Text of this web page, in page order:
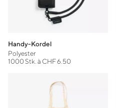
Handy-Kordel
Polyester
1000 Stk. à CHF 6.50